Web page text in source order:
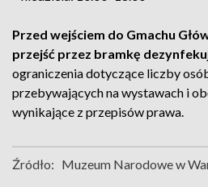
Przed wejściem do Gmachu
przejść przez bramkę
ograniczenia dotyczące liczby
przebywających na wystawach i
wynikające z przepisów prawa.
Źródło: Muzeum Narodowe w